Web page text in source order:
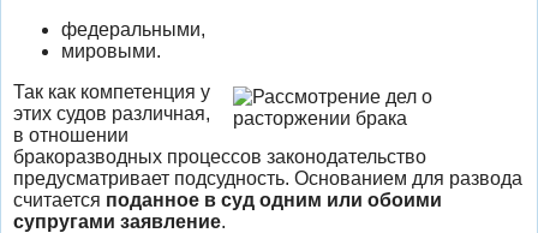
федеральными,
мировыми.
Так как компетенция у
этих судов различная,
в отношении
бракоразводных процессов законодательство
предусматривает подсудность. Основанием для развода
считается поданное в суд одним или обоими
супругами заявление.